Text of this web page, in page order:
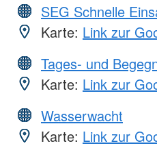
SEG Schnelle
Karte: Link zur
Tages- und
Karte: Link zur
Wasserwacht
Karte: Link zur